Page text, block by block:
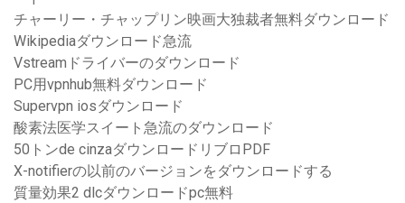
チャーリー・チャップリン映画大独裁者無料ダウンロード
Wikipediaダウンロード急流
Vstreamドライバーのダウンロード
PC用vpnhub無料ダウンロード
Supervpn iosダウンロード
酸素法医学スイート急流のダウンロード
50トンde cinzaダウ​​ンロードリブロPDF
X-notifierの以前のバージョンをダウンロードする
質量効果2 dlcダウンロードpc無料